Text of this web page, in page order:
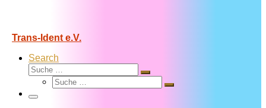
Trans-Ident e.V.
Search
Suche
Suche
Suche
Suche
Menü